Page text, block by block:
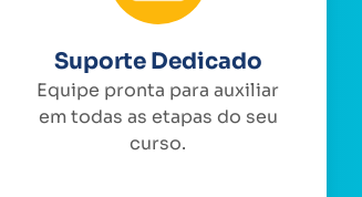
Suporte Dedicado
Equipe pronta para auxiliar
em todas as etapas do seu
curso.